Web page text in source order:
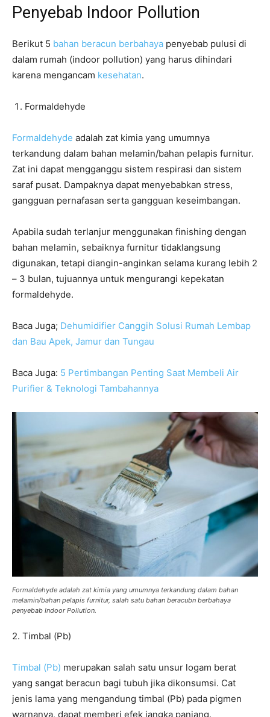
Penyebab Indoor Pollution
Berikut 5 bahan beracun berbahaya penyebab pulusi di
dalam rumah (indoor pollution) yang harus dihindari
karena mengancam kesehatan.
Formaldehyde
Formaldehyde adalah zat kimia yang umumnya
terkandung dalam bahan melamin/bahan pelapis furnitur.
Zat ini dapat mengganggu sistem respirasi dan sistem
saraf pusat. Dampaknya dapat menyebabkan stress,
gangguan pernafasan serta gangguan keseimbangan.
Apabila sudah terlanjur menggunakan finishing dengan
bahan melamin, sebaiknya furnitur tidaklangsung
digunakan, tetapi diangin-anginkan selama kurang lebih 2
– 3 bulan, tujuannya untuk mengurangi kepekatan
formaldehyde.
Baca Juga; Dehumidifier Canggih Solusi Rumah Lembap
dan Bau Apek, Jamur dan Tungau
Baca Juga: 5 Pertimbangan Penting Saat Membeli Air
Purifier & Teknologi Tambahannya
Formaldehyde adalah zat kimia yang umumnya terkandung dalam bahan
melamin/bahan pelapis furnitur, salah satu bahan beracubn berbahaya
penyebab Indoor Pollution.
2. Timbal (Pb)
Timbal (Pb) merupakan salah satu unsur logam berat
yang sangat beracun bagi tubuh jika dikonsumsi. Cat
jenis lama yang mengandung timbal (Pb) pada pigmen
warnanya, dapat memberi efek jangka panjang.